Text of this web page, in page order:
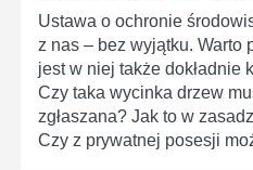
Ustawa o ochronie
z nas – bez wyjątku. Warto
jest w niej także dokładnie
Czy taka wycinka drzew
zgłaszana? Jak to w
Czy z prywatnej posesji